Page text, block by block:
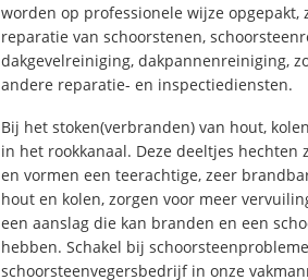
worden op professionele wijze
reparatie van schoorstenen,
dakgevelreiniging, dakpannenreiniging,
andere reparatie- en inspectiediensten.
Bij het stoken(verbranden) van hout,
in het rookkanaal. Deze deeltjes hechten
en vormen een teerachtige, zeer
hout en kolen, zorgen voor meer
een aanslag die kan branden en een
hebben. Schakel bij
schoorsteenvegersbedrijf in onze